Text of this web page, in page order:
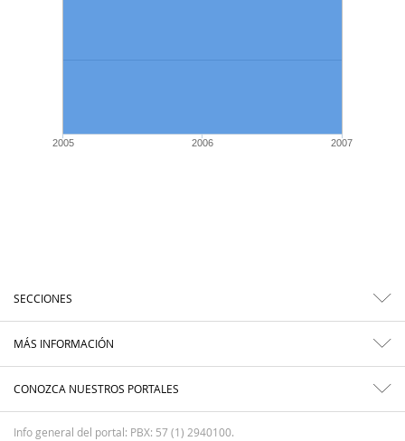
2005 2006 2007
SECCIONES
MÁS INFORMACIÓN
CONOZCA NUESTROS PORTALES
Info general del portal: PBX: 57 (1) 2940100.